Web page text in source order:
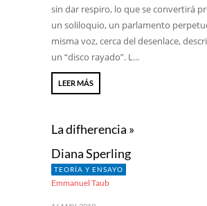
sin dar respiro, lo que se convertirá
un soliloquio, un parlamento
misma voz, cerca del desenlace,
un “disco rayado”. L...
LEER MÁS
La difherencia »
Diana Sperling
TEORÍA Y ENSAYO
Emmanuel Taub